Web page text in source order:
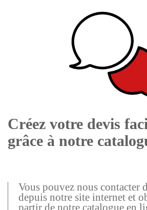
Créez votre devis
grâce à notre
Vous pouvez nous contacter
depuis notre site internet et
partir de notre catalogue en